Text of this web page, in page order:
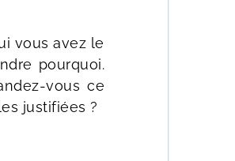
vous avez le
pourquoi.
vous ce
justifiées ?